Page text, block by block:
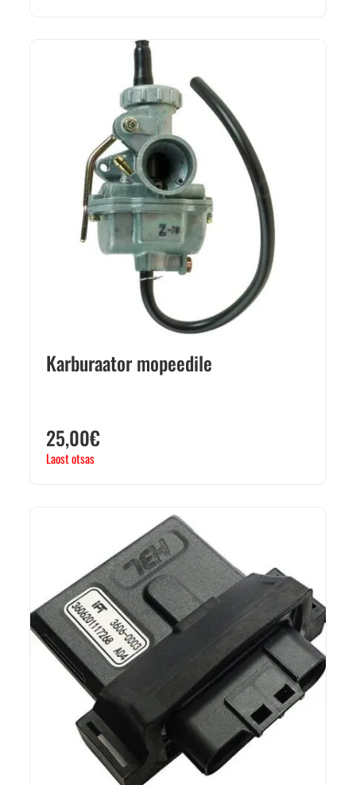
Karburaator mopeedile
25,00€
Laost otsas